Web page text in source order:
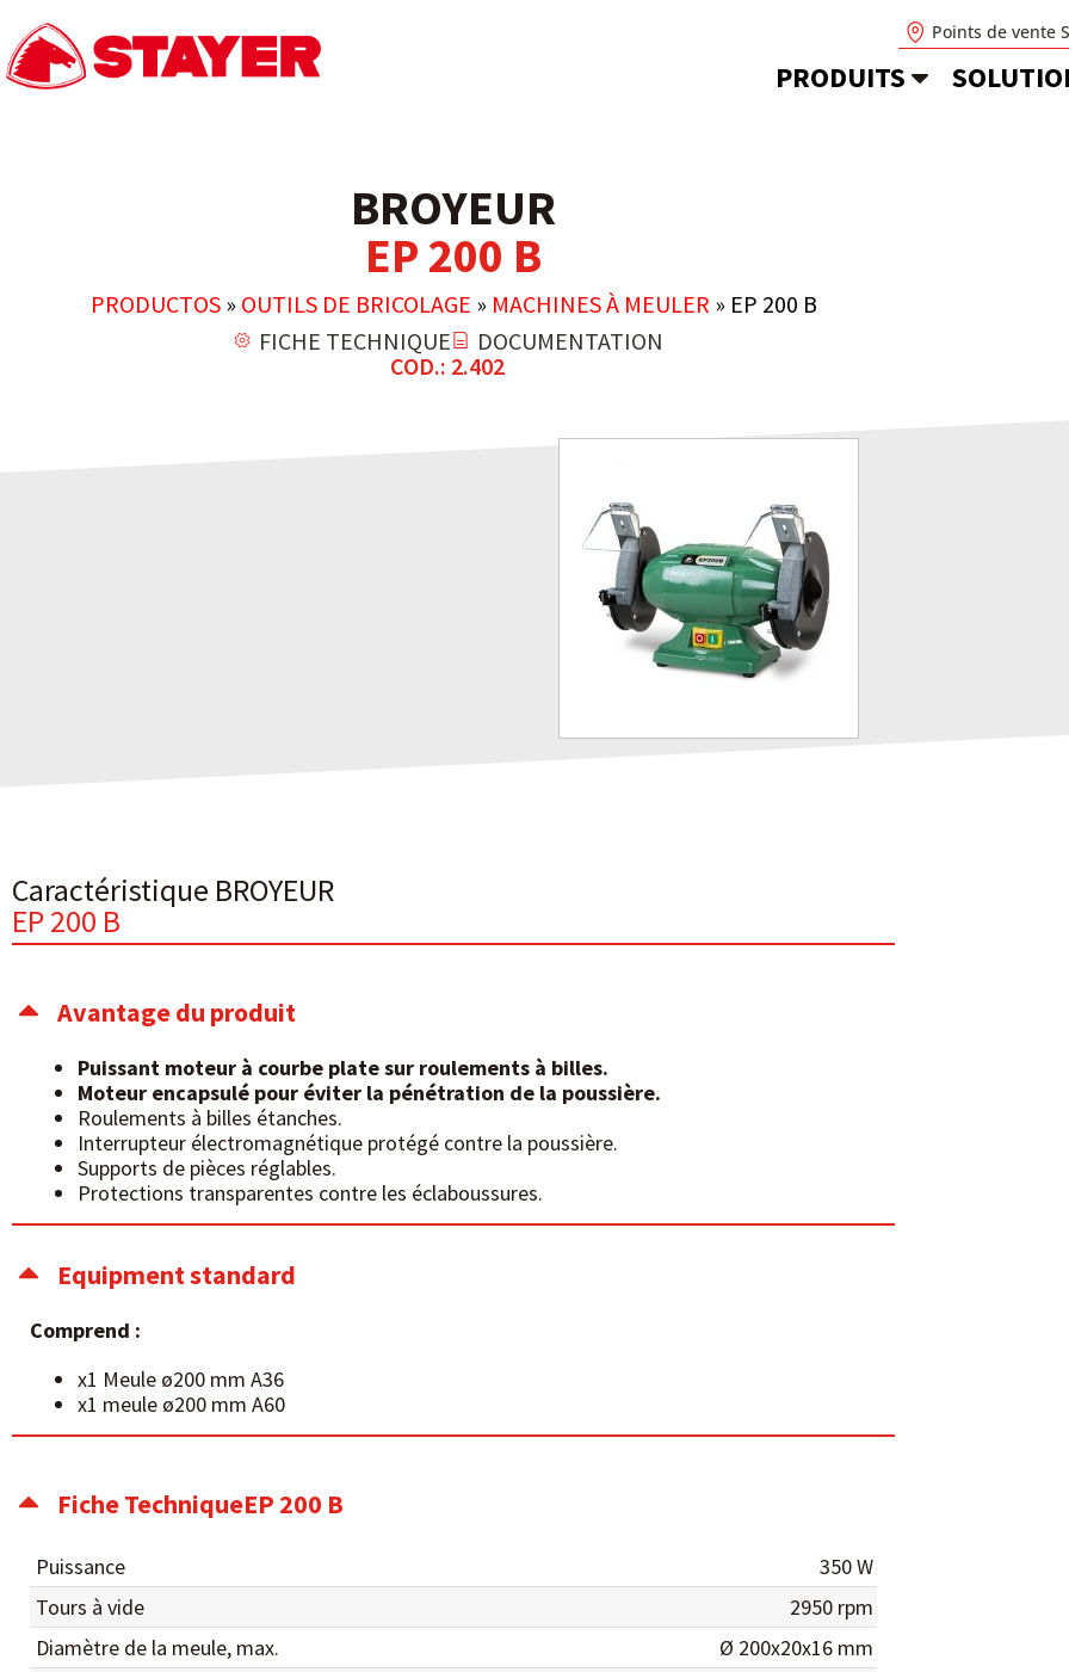
Points de vente
PRODUITS
BROYEUR
EP 200 B
PRODUCTOS» OUTILS DE BRICOLAGE » MACHINES À MEULER » EP 200 B
FICHE TECHNIQUE
DOCUMENTATION
COD.: 2.402
Caractéristique BROYEUR
EP 200 B
Avantage du produit
Puissant moteur à courbe plate sur roulements à billes.
Moteur encapsulé pour éviter la pénétration de la poussière.
Roulements à billes étanches.
Interrupteur électromagnétique protégé contre la poussière.
Supports de pièces réglables.
Protections transparentes contre les éclaboussures.
Equipment standard
Comprend :
x1 Meule ø200 mm A36
x1 meule ø200 mm A60
Fiche TechniqueEP 200 B
Puissance
350 W
Tours à vide
2950 rpm
Diamètre de la meule, max.
Ø 200x20x16 mm